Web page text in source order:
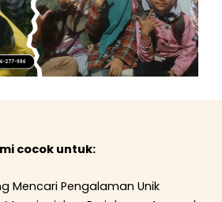
cocok untuk:
Mencari Pengalaman Unik